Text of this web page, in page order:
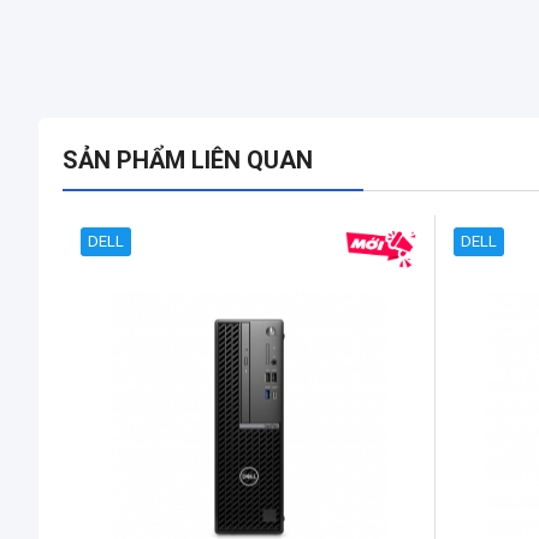
SẢN PHẨM LIÊN QUAN
DELL DELL